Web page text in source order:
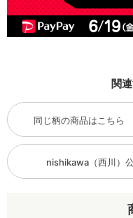
関
同じ柄の商品はこちら
nishikawa（西川）